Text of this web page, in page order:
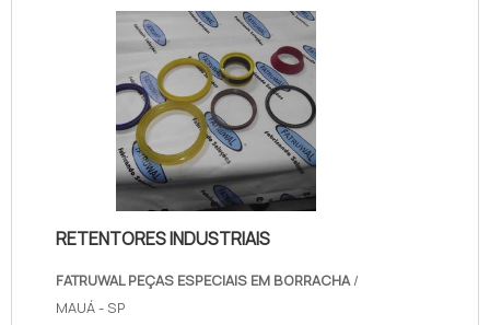
equipamento ainda é útil para
totalizar o acúmulo das horas e
minutos durante os quais o veículo
esteve em operação. É importante
que o tratômetro mantenha-se
devidamente conservado e seja
operado da maneira mais simples e.
RETENTORES INDUSTRIAIS
FATRUWAL PEÇAS ESPECIAIS EM BORRACHA/
MAUÁ - SP